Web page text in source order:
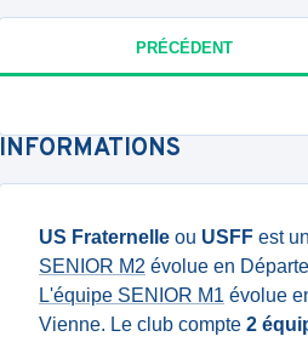
PRÉCÉDENT
INFORMATIONS
US Fraternelle ou USFF est
SENIOR M2 évolue en
L'équipe SENIOR M1 évolue
Vienne. Le club compte 2